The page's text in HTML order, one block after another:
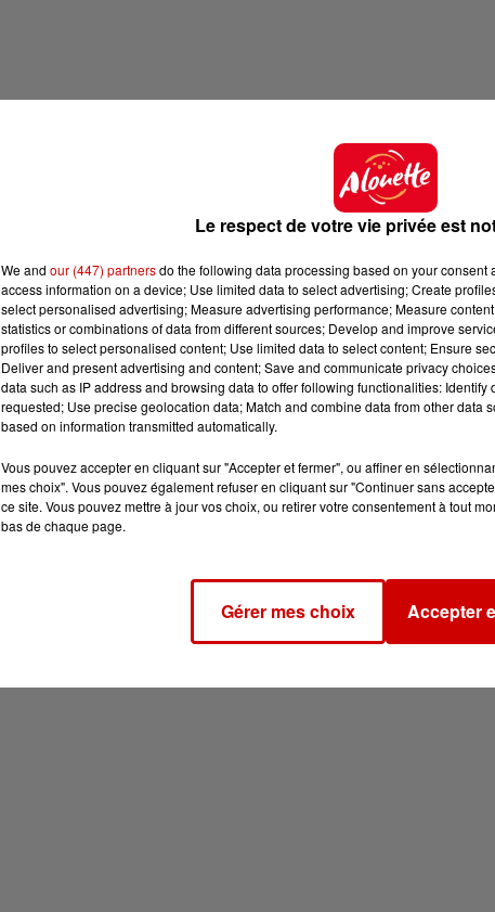
Le respect de votre vie privée est
We and our (447) partnersdo the following data processing based on your consent
access information on a device; Use limited data to select advertising; Create
select personalised advertising; Measure advertising performance; Measure
statistics or combinations of data from different sources; Develop and improve
profiles to select personalised content; Use limited data to select content; Ensure
Deliver and present advertising and content; Save and communicate privacy
data such as IP address and browsing data to offer following functionalities:
requested; Use precise geolocation data; Match and combine data from other data
based on information transmitted automatically.
Vous pouvez accepter en cliquant sur "Accepter et fermer", ou affiner en
mes choix". Vous pouvez également refuser en cliquant sur "Continuer sans
ce site. Vous pouvez mettre à jour vos choix, ou retirer votre consentement à tout
bas de chaque page.
Gérer mes choix Accepter